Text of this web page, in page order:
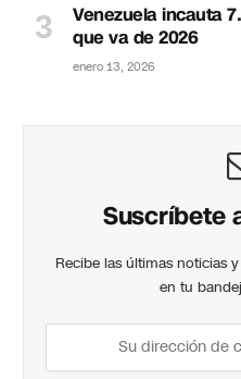
Venezuela incauta
que va de 2026
enero 13, 2026
Suscríbete
Recibe las últimas noticias
en tu